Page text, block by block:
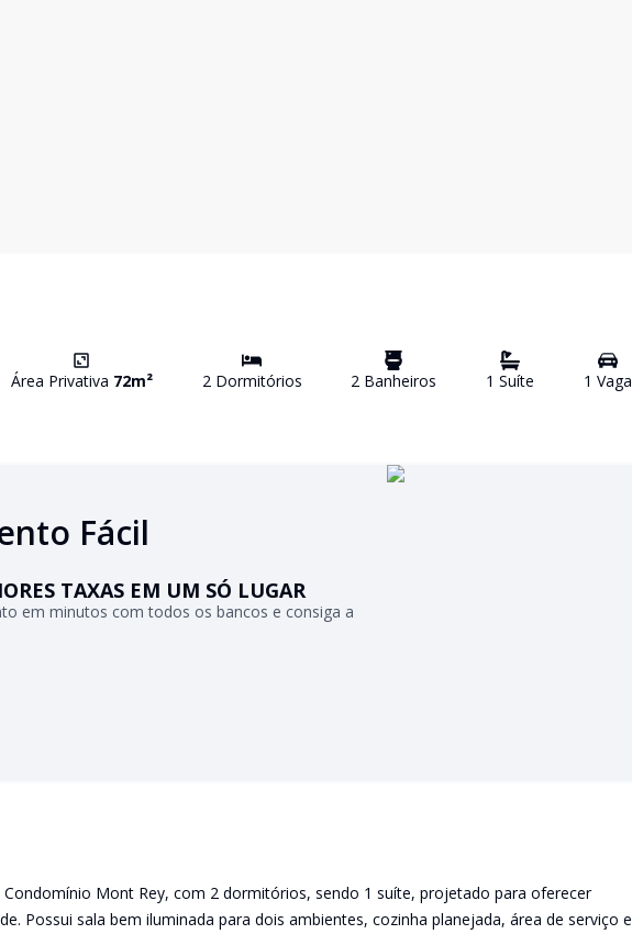
Área Privativa 72m² 2Dormitórios 2 Banheiros 1 Suíte 1 Vaga
Fácil
TAXAS EM UM SÓ LUGAR
em minutos com todos os bancos e consiga a
Mont Rey, com 2 dormitórios, sendo 1 suíte, projetado para oferecer
Possui sala bem iluminada para dois ambientes, cozinha planejada, área de serviço e